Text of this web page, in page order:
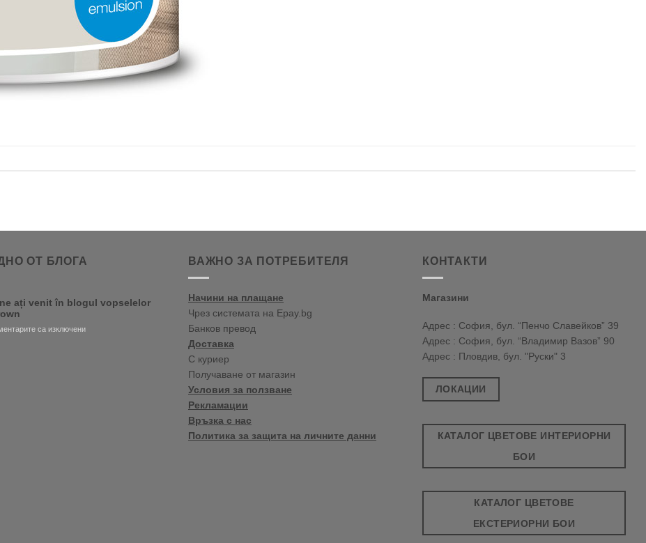
ОТ БЛОГА
ați venit în blogul vopselelor
са изключениза
ВАЖНО ЗА ПОТРЕБИТЕЛЯ
Начини на плащане
Чрез системата на Epay.bg
Банков превод
Доставка
С куриер
Получаване от магазин
Условия за ползване
Рекламации
Връзка с нас
Политика за защита на личните данни
КОНТАКТИ
Магазини
Адрес : София, бул. “Пенчо Славейков” 39
Адрес : София, бул. “Владимир Вазов” 90
Адрес : Пловдив, бул. "Руски" 3
ЛОКАЦИИ
КАТАЛОГ ЦВЕТОВЕ ИНТЕРИОРНИ
БОИ
КАТАЛОГ ЦВЕТОВЕ
ЕКСТЕРИОРНИ БОИ